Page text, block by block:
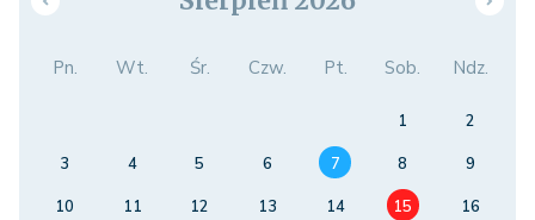
Pn. Wt. Śr. Czw. Pt. Sob. Ndz.
1
2
3
4 5 6 7 8
9
10
11 12 13 14 15
16